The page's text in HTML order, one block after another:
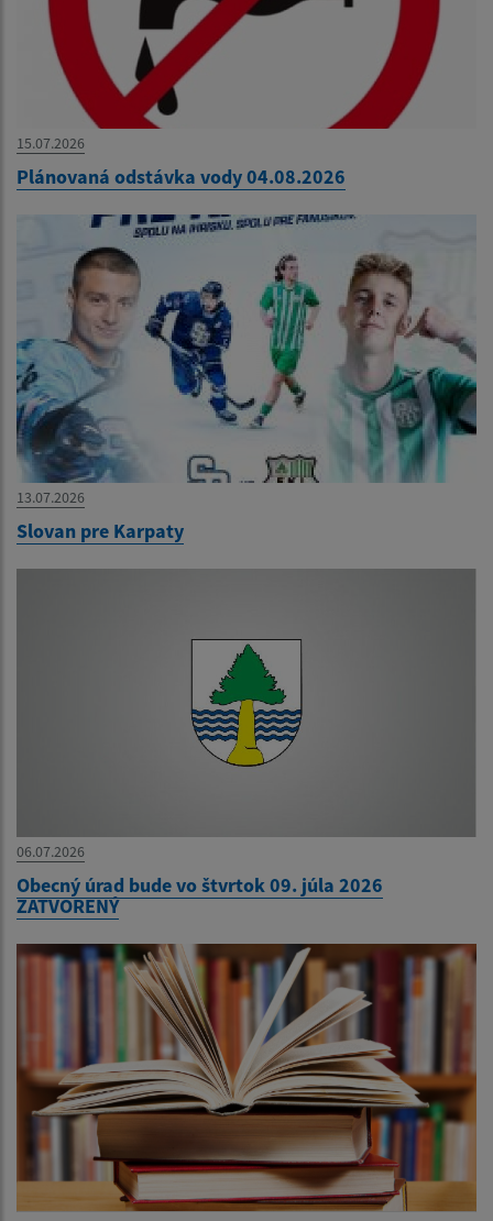
15.07.2026
Plánovaná odstávka vody 04.08.2026
13.07.2026
Slovan pre Karpaty
06.07.2026
Obecný úrad bude vo štvrtok 09. júla 2026
ZATVORENÝ